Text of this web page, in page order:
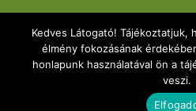
rekordmobil.hu
rekordmotor.hu
elektromos-kerekparbolt.hu
Kedves Látogató! Tájékoztatjuk,
élmény fokozásának
honlapunk használatával ön a
veszi.